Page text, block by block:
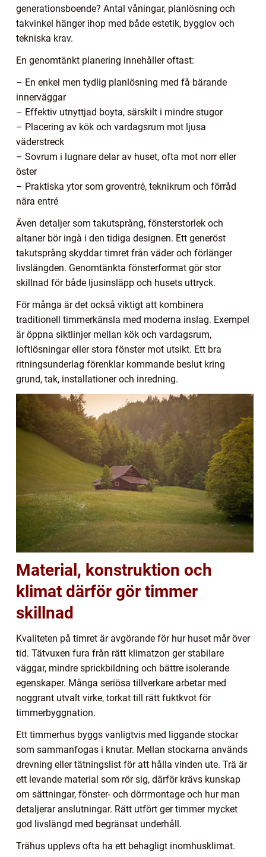
generationsboende? Antal våningar, planlösning och
takvinkel hänger ihop med både estetik, bygglov och
tekniska krav.
En genomtänkt planering innehåller oftast:
– En enkel men tydlig planlösning med få bärande
innerväggar
– Effektiv utnyttjad boyta, särskilt i mindre stugor
– Placering av kök och vardagsrum mot ljusa
väderstreck
– Sovrum i lugnare delar av huset, ofta mot norr eller
öster
– Praktiska ytor som groventré, teknikrum och förråd
nära entré
Även detaljer som takutsprång, fönsterstorlek och
altaner bör ingå i den tidiga designen. Ett generöst
takutsprång skyddar timret från väder och förlänger
livslängden. Genomtänkta fönsterformat gör stor
skillnad för både ljusinsläpp och husets uttryck.
För många är det också viktigt att kombinera
traditionell timmerkänsla med moderna inslag. Exempel
är öppna siktlinjer mellan kök och vardagsrum,
loftlösningar eller stora fönster mot utsikt. Ett bra
ritningsunderlag förenklar kommande beslut kring
grund, tak, installationer och inredning.
Material, konstruktion och
klimat därför gör timmer
skillnad
Kvaliteten på timret är avgörande för hur huset mår över
tid. Tätvuxen fura från rätt klimatzon ger stabilare
väggar, mindre sprickbildning och bättre isolerande
egenskaper. Många seriösa tillverkare arbetar med
noggrant utvalt virke, torkat till rätt fuktkvot för
timmerbyggnation.
Ett timmerhus byggs vanligtvis med liggande stockar
som sammanfogas i knutar. Mellan stockarna används
drevning eller tätningslist för att hålla vinden ute. Trä är
ett levande material som rör sig, därför krävs kunskap
om sättningar, fönster- och dörrmontage och hur man
detaljerar anslutningar. Rätt utfört ger timmer mycket
god livslängd med begränsat underhåll.
Trähus upplevs ofta ha ett behagligt inomhusklimat.